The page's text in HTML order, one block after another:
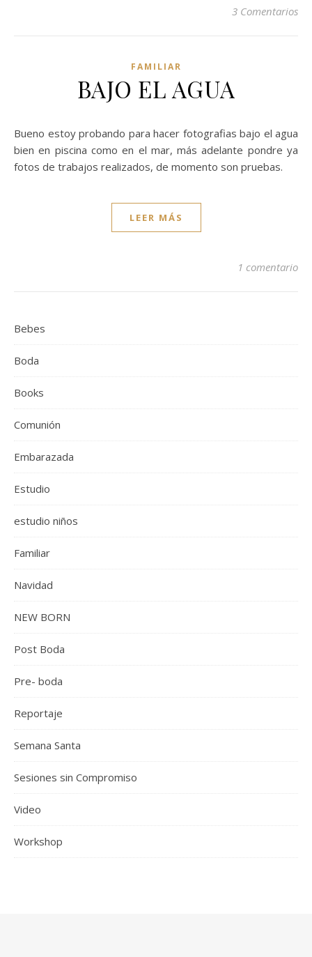
3 Comentarios
FAMILIAR
BAJO EL AGUA
Bueno estoy probando para hacer fotografias bajo el agua
bien en piscina como en el mar, más adelante pondre ya
fotos de trabajos realizados, de momento son pruebas.
LEER MÁS
1 comentario
Bebes
Boda
Books
Comunión
Embarazada
Estudio
estudio niños
Familiar
Navidad
NEW BORN
Post Boda
Pre- boda
Reportaje
Semana Santa
Sesiones sin Compromiso
Video
Workshop